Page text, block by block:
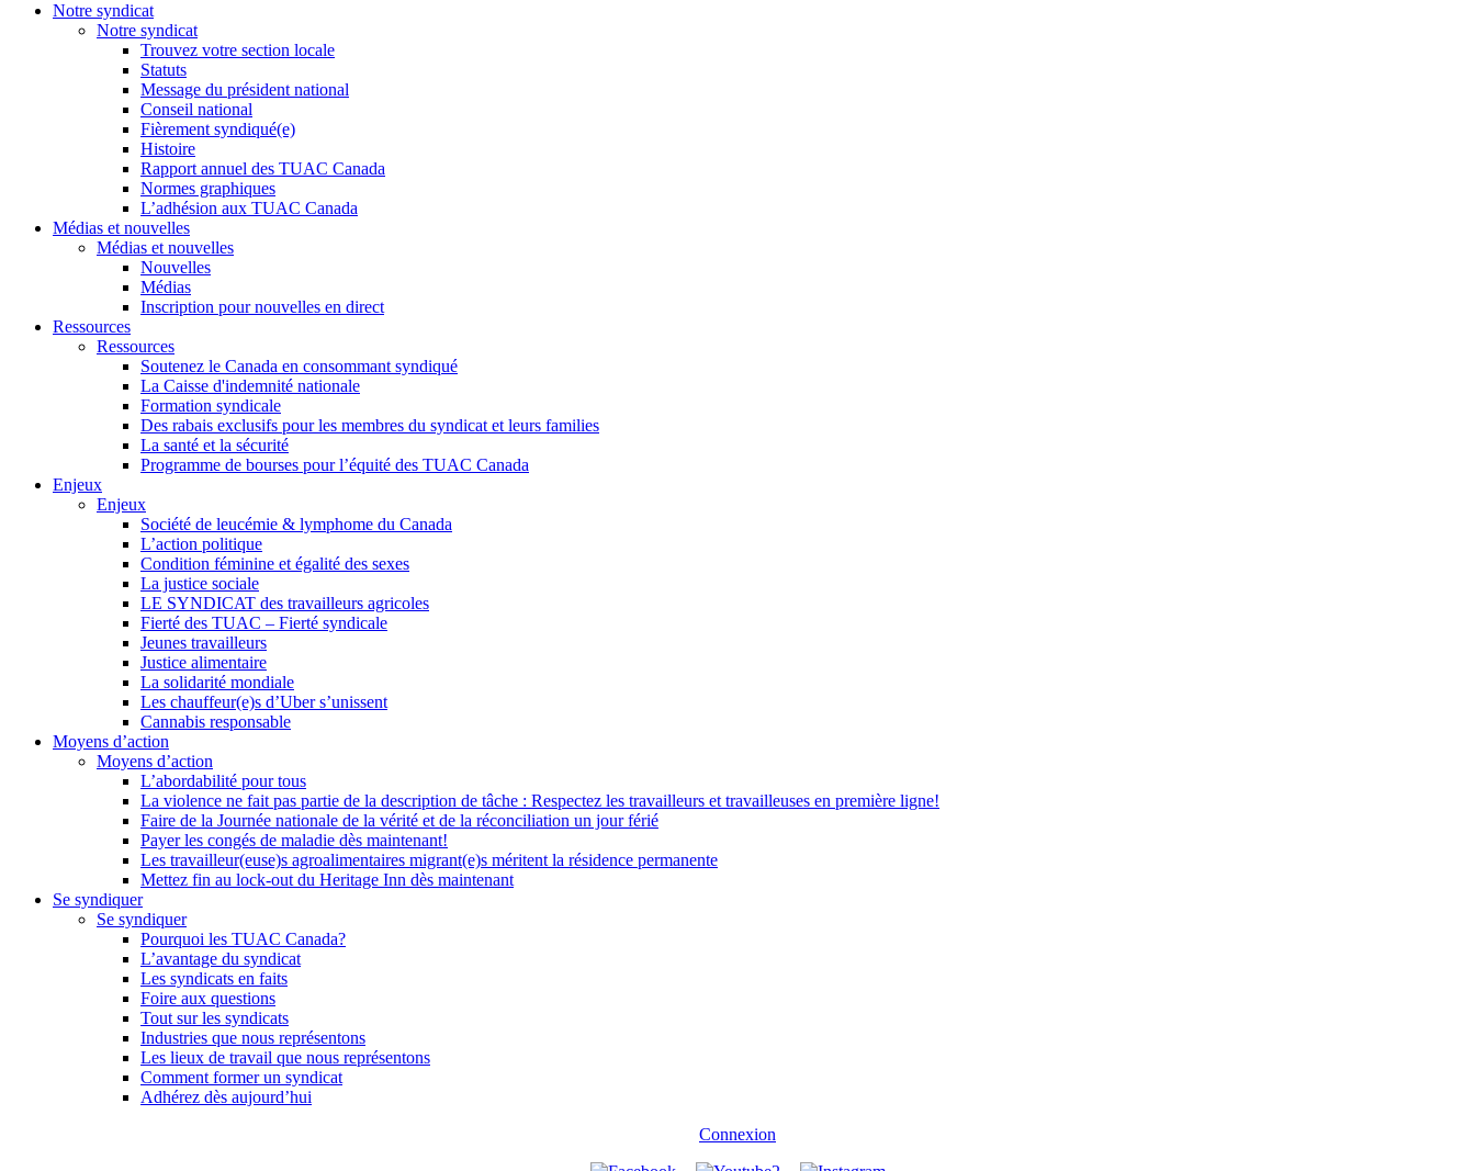
Notre syndicat
Notre syndicat
Trouvez votre section locale
Statuts
Message du président national
Conseil national
Fièrement syndiqué(e)
Histoire
Rapport annuel des TUAC Canada
Normes graphiques
L’adhésion aux TUAC Canada
Médias et nouvelles
Médias et nouvelles
Nouvelles
Médias
Inscription pour nouvelles en direct
Ressources
Ressources
Soutenez le Canada en consommant syndiqué
La Caisse d'indemnité nationale
Formation syndicale
Des rabais exclusifs pour les membres du syndicat et leurs families
La santé et la sécurité
Programme de bourses pour l’équité des TUAC Canada
Enjeux
Enjeux
Société de leucémie & lymphome du Canada
L’action politique
Condition féminine et égalité des sexes
La justice sociale
LE SYNDICAT des travailleurs agricoles
Fierté des TUAC – Fierté syndicale
Jeunes travailleurs
Justice alimentaire
La solidarité mondiale
Les chauffeur(e)s d’Uber s’unissent
Cannabis responsable
Moyens d’action
Moyens d’action
L’abordabilité pour tous
La violence ne fait pas partie de la description de tâche : Respectez les travailleurs et travailleuses en première ligne!
Faire de la Journée nationale de la vérité et de la réconciliation un jour férié
Payer les congés de maladie dès maintenant!
Les travailleur(euse)s agroalimentaires migrant(e)s méritent la résidence permanente
Mettez fin au lock-out du Heritage Inn dès maintenant
Se syndiquer
Se syndiquer
Pourquoi les TUAC Canada?
L’avantage du syndicat
Les syndicats en faits
Foire aux questions
Tout sur les syndicats
Industries que nous représentons
Les lieux de travail que nous représentons
Comment former un syndicat
Adhérez dès aujourd’hui
Connexion